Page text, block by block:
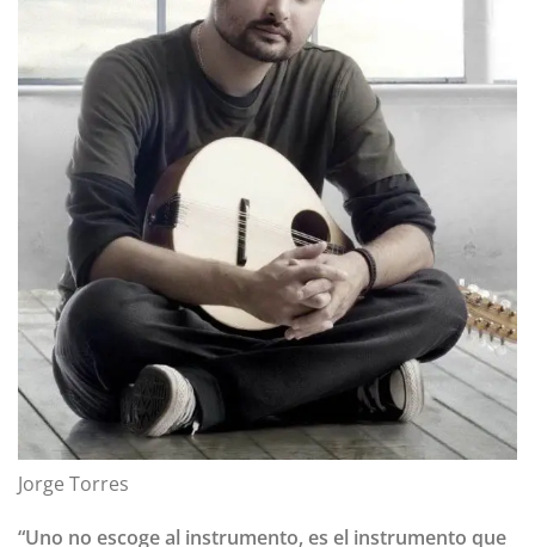
Jorge Torres
“Uno no escoge al instrumento, es el instrumento que